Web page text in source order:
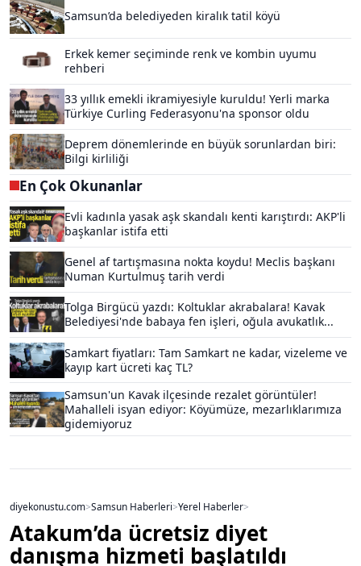
Samsun’da belediyeden kiralık tatil köyü
Erkek kemer seçiminde renk ve kombin uyumu
rehberi
33 yıllık emekli ikramiyesiyle kuruldu! Yerli marka
Türkiye Curling Federasyonu'na sponsor oldu
Deprem dönemlerinde en büyük sorunlardan biri:
Bilgi kirliliği
En Çok Okunanlar
Evli kadınla yasak aşk skandalı kenti karıştırdı: AKP'li
başkanlar istifa etti
Genel af tartışmasına nokta koydu! Meclis başkanı
Numan Kurtulmuş tarih verdi
Tolga Birgücü yazdı: Koltuklar akrabalara! Kavak
Belediyesi'nde babaya fen işleri, oğula avukatlık...
Samkart fiyatları: Tam Samkart ne kadar, vizeleme ve
kayıp kart ücreti kaç TL?
Samsun'un Kavak ilçesinde rezalet görüntüler!
Mahalleli isyan ediyor: Köyümüze, mezarlıklarımıza
gidemiyoruz
diyekonustu.com>Samsun Haberleri>Yerel Haberler>
Atakum’da ücretsiz diyet
danışma hizmeti başlatıldı